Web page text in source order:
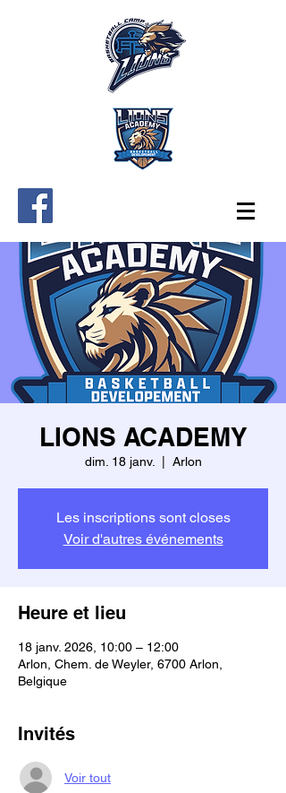
LIONS ACADEMY
dim. 18 janv. Arlon
Les inscriptions sont closes
Voir d'autres événements
Heure et lieu
18 janv. 2026, 10:00 – 12:00
Arlon, Chem. de Weyler, 6700 Arlon,
Belgique
Invités
Voir tout